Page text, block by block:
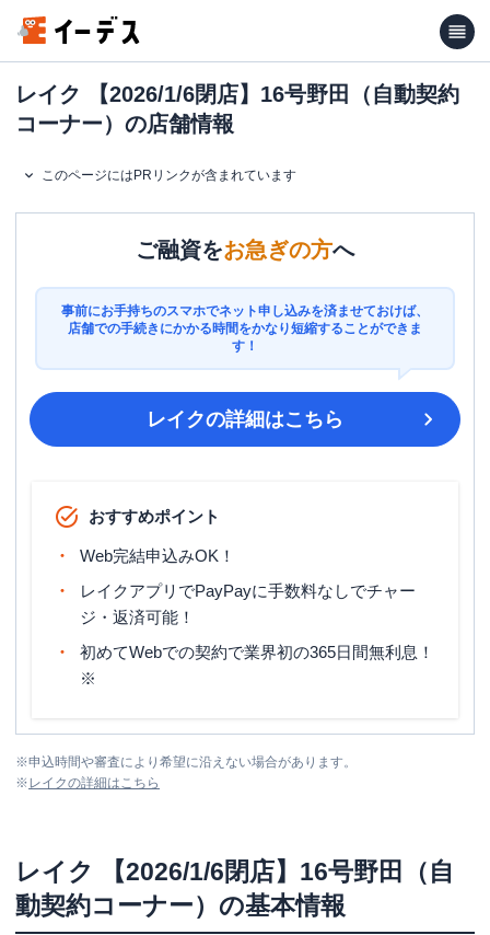
レイク 【2026/1/6閉店】16号野田（自動契約
コーナー）の店舗情報
このページにはPRリンクが含まれています
ご融資をお急ぎの方へ
事前にお手持ちのスマホでネット申し込みを済ませておけば、
店舗での手続きにかかる時間をかなり短縮することができま
す！
レイクの詳細はこちら
おすすめポイント
Web完結申込みOK！
レイクアプリでPayPayに手数料なしでチャー
ジ・返済可能！
初めてWebでの契約で業界初の365日間無利息！
※
※申込時間や審査により希望に沿えない場合があります。
※ レイクの詳細はこちら
レイク
【2026/1/6閉店】16号野田（自
動契約コーナー） の基本情報